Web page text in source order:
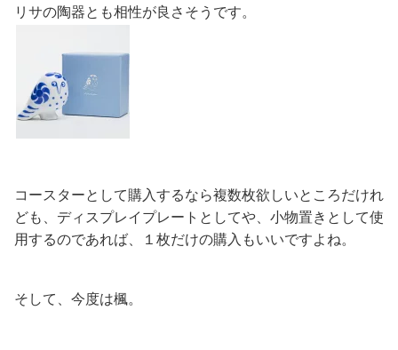
リサの陶器とも相性が良さそうです。
コースターとして購入するなら複数枚欲しいところだけれ
ども、ディスプレイプレートとしてや、小物置きとして使
用するのであれば、１枚だけの購入もいいですよね。
そして、今度は楓。